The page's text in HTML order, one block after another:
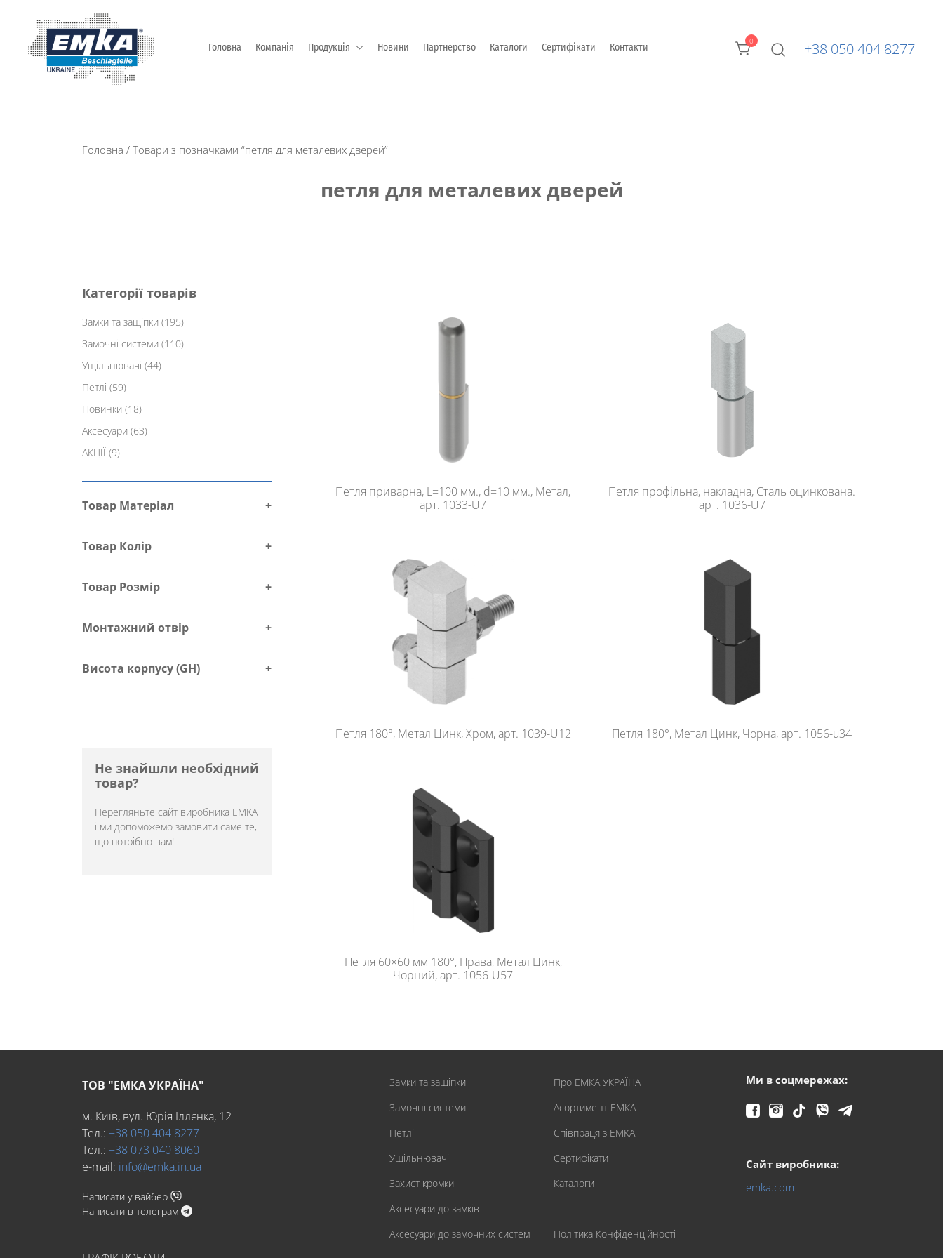
Головна Компанія Продукція Новини Партнерство Каталоги Сертифікати Контакти
0 +38 050 404 8277
Головна / Товари з позначками “петля для металевих дверей”
петля для металевих дверей
Петля приварна, L=100 мм., d=10 мм., Метал,
арт. 1033-U7
Петля профільна, накладна, Сталь оцинкована.
арт. 1036-U7
Петля 180°, Метал Цинк, Хром, арт. 1039-U12 Петля 180°, Метал Цинк, Чорна, арт. 1056-u34
Петля 60×60 мм 180°, Права, Метал Цинк,
Чорний, арт. 1056-U57
Категорії товарів
Замки та защіпки (195)
Замочні системи (110)
Ущільнювачі (44)
Петлі (59)
Новинки (18)
Аксесуари (63)
АКЦІЇ (9)
Товар Матеріал +
Товар Колір +
Товар Розмір +
Монтажний отвір +
Висота корпусу (GH) +
Не знайшли необхідний
товар?
Перегляньте сайт виробника EMKA
і ми допоможемо замовити саме те,
що потрібно вам!
ТОВ "ЕМКА УКРАЇНА"
м. Київ, вул. Юрія Іллєнка, 12
Тел.: +38 050 404 8277
Тел.: +38 073 040 8060
e-mail: info@emka.in.ua
Написати у вайбер
Написати в телеграм
Замки та защіпки
Замочні системи
Петлі
Ущільнювачі
Захист кромки
Аксесуари до замків
Аксесуари до замочних систем
Про ЕМКА УКРАЇНА
Асортимент ЕМКА
Співпраця з ЕМКА
Сертифікати
Каталоги
Політика Конфіденційності
Ми в соцмережах:
Сайт виробника:
emka.com